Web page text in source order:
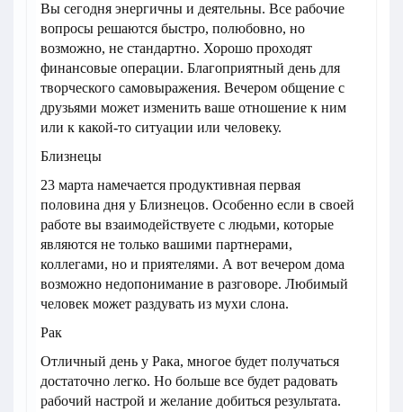
Вы сегодня энергичны и деятельны. Все рабочие
вопросы решаются быстро, полюбовно, но
возможно, не стандартно. Хорошо проходят
финансовые операции. Благоприятный день для
творческого самовыражения. Вечером общение с
друзьями может изменить ваше отношение к ним
или к какой-то ситуации или человеку.
Близнецы
23 марта намечается продуктивная первая
половина дня у Близнецов. Особенно если в своей
работе вы взаимодействуете с людьми, которые
являются не только вашими партнерами,
коллегами, но и приятелями. А вот вечером дома
возможно недопонимание в разговоре. Любимый
человек может раздувать из мухи слона.
Рак
Отличный день у Рака, многое будет получаться
достаточно легко. Но больше все будет радовать
рабочий настрой и желание добиться результата.